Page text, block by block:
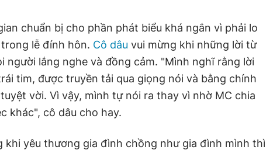
chuẩn bị cho phần phát biểu khá ngắn vì phải lo
lễ đính hôn. Cô dâu vui mừng khi những lời từ
người lắng nghe và đồng cảm. "Mình nghĩ rằng lời
tim, được truyền tải qua giọng nói và bằng chính
vời. Vì vậy, mình tự nói ra thay vì nhờ MC chia
khác", cô dâu cho hay.
khi yêu thương gia đình chồng như gia đình mình thì